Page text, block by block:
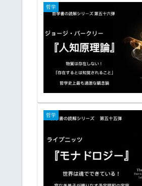
哲学
哲学